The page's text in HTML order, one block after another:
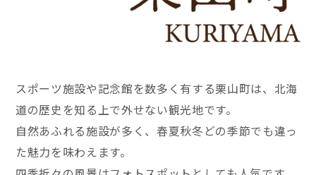
スポーツ施設や記念館を数多く有する栗山町は、北海
道の歴史を知る上で外せない観光地です。
自然あふれる施設が多く、春夏秋冬どの季節でも違っ
た魅力を味わえます。